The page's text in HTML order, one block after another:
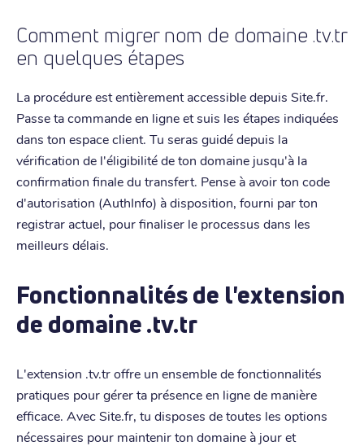
Comment migrer nom de domaine .tv.tr
en quelques étapes
La procédure est entièrement accessible depuis Site.fr.
Passe ta commande en ligne et suis les étapes indiquées
dans ton espace client. Tu seras guidé depuis la
vérification de l'éligibilité de ton domaine jusqu'à la
confirmation finale du transfert. Pense à avoir ton code
d'autorisation (AuthInfo) à disposition, fourni par ton
registrar actuel, pour finaliser le processus dans les
meilleurs délais.
Fonctionnalités de l'extension
de domaine .tv.tr
L'extension .tv.tr offre un ensemble de fonctionnalités
pratiques pour gérer ta présence en ligne de manière
efficace. Avec Site.fr, tu disposes de toutes les options
nécessaires pour maintenir ton domaine à jour et